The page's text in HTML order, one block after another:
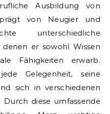
Ausbildung von
von Neugier und
unterschiedliche
er sowohl Wissen
Fähigkeiten erwarb.
Gelegenheit, seine
sich in verschiedenen
diese umfassende